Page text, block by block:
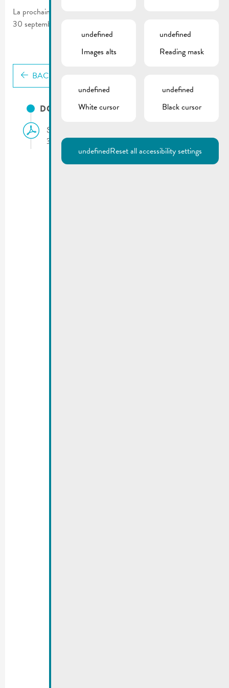
La prochaine séance du conseil communal aura lieu le vendredi,
30 septembre 2022 à 08h30 à l’Hôtel de Ville à Remich.
BACK
DOCUMENTS
Séance du conseil communal | Ordre du jour:
30 septembre 2022
undefined
Images alts
undefined
Reading mask
undefined
White cursor
undefined
Black cursor
undefinedReset all accessibility settings